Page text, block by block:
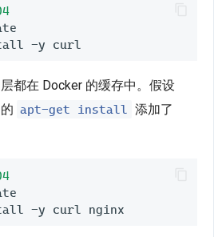
都在 Docker 的缓存中。假设
apt-get install 添加了